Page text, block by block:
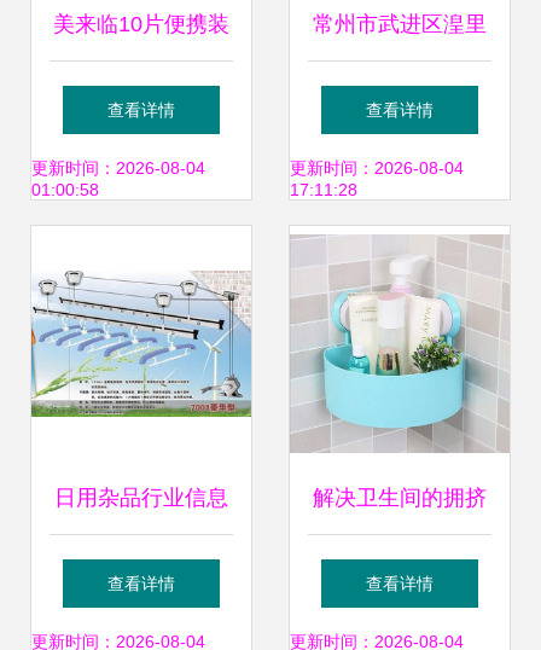
美来临10片便携装
宝宝外出旅行清洁
湿巾 工厂直供，品
查看详情
更新时间：2026-08-04
01:00:58
常州市武进区湟里
协泰日用杂品商店
便民服务的十年坚
守
查看详情
更新时间：2026-08-04
17:11:28
日用杂品行业信息
化转型与商业趋势
分析
查看详情
更新时间：2026-08-04
解决卫生间的拥挤
问题，需要这几款
置物架
查看详情
更新时间：2026-08-04